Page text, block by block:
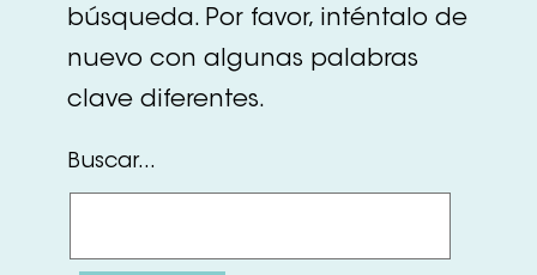
búsqueda. Por favor, inténtalo de
nuevo con algunas palabras
clave diferentes.
Buscar...